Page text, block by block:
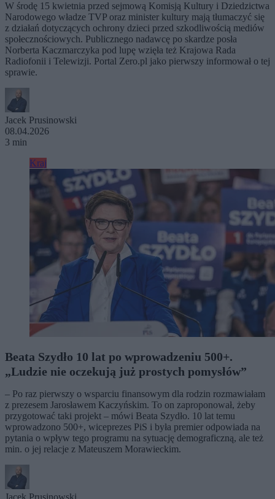
W środę 15 kwietnia przed sejmową Komisją Kultury i Dziedzictwa
Narodowego władze TVP oraz minister kultury mają tłumaczyć się
z działań dotyczących ochrony dzieci przed szkodliwością mediów
społecznościowych. Publicznego nadawcę po skardze posła
Norberta Kaczmarczyka pod lupę wzięła też Krajowa Rada
Radiofonii i Telewizji. Portal Zero.pl jako pierwszy informował o tej
sprawie.
Jacek Prusinowski
08.04.2026
3 min
Kraj
Beata Szydło 10 lat po wprowadzeniu 500+.
„Ludzie nie oczekują już prostych pomysłów”
– Po raz pierwszy o wsparciu finansowym dla rodzin rozmawiałam
z prezesem Jarosławem Kaczyńskim. To on zaproponował, żeby
przygotować taki projekt – mówi Beata Szydło. 10 lat temu
wprowadzono 500+, wiceprezes PiS i była premier odpowiada na
pytania o wpływ tego programu na sytuację demograficzną, ale też
min. o jej relacje z Mateuszem Morawieckim.